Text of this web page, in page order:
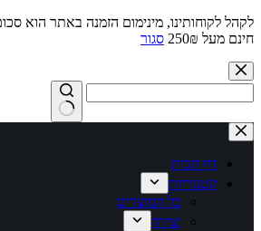
חינם מעל 250₪
סגור
Skip
to
content
No
results
דף הבית
קטגוריות
כל המוצרים
יצירה